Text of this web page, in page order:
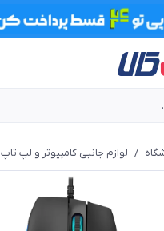
/ لوازم جانبی کامپیوتر و لپ تاپ